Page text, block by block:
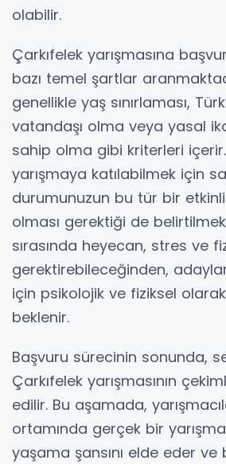
olabilir.
Çarkıfelek yarışmasına
bazı temel şartlar
genellikle yaş sınırlaması,
vatandaşı olma veya yasal
sahip olma gibi kriterleri içerir.
yarışmaya katılabilmek için
durumunuzun bu tür bir
olması gerektiği de
sırasında heyecan, stres ve
gerektirebileceğinden,
için psikolojik ve fiziksel
beklenir.
Başvuru sürecinin sonunda,
Çarkıfelek yarışmasının
edilir. Bu aşamada,
ortamında gerçek bir
yaşama şansını elde eder ve